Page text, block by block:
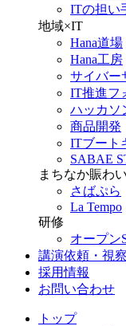
ITの担い
地域×IT
Hana道場
Hana工房
サイバー
IT推進フ
ハッカソ
商品開発
ITブート
SABAE
まちなか賑わい
さばぷら
La Tempo
研修
オープン
講演依頼・視
採用情報
お問い合わせ
トップ